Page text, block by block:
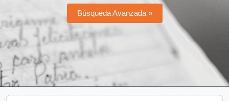
Búsqueda Avanzada »